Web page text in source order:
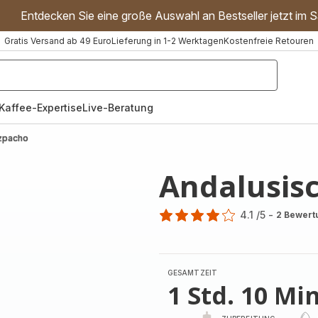
Entdecken Sie eine große Auswahl an Bestseller jetzt im
Gratis Versand ab 49 EuroLieferung in 1-2 WerktagenKostenfreie Retouren
Kaffee-ExpertiseLive-Beratung
4.1 /5 - 2
GESAMTZEIT
1 Std. 10